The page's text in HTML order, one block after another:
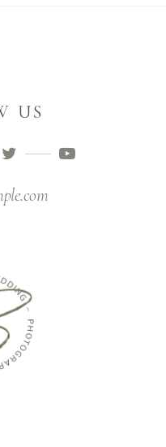
US